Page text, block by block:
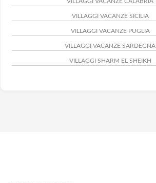
VILLAGGI VACANZE SICILIA
VILLAGGI VACANZE PUGLIA
VILLAGGI VACANZE SARDEGNA
VILLAGGI SHARM EL SHEIKH